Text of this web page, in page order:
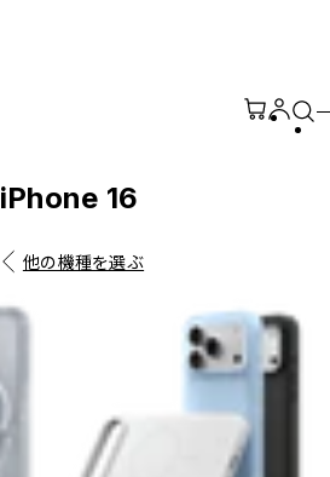
iPhone 16
他の機種を選ぶ